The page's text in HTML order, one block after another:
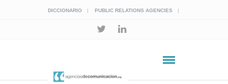
DICCIONARIO PUBLIC RELATIONS AGENCIES